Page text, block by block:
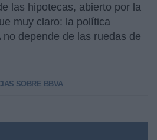
las hipotecas, abierto por la
muy claro: la política
depende de las ruedas de
SOBRE BBVA